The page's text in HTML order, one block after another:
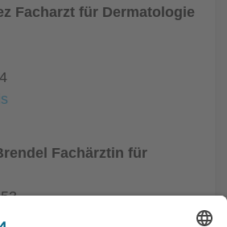
Facharzt für Dermatologie
Fachärztin für